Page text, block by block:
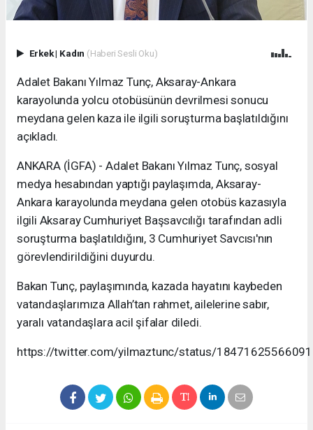
Erkek| Kadın (Haberi Sesli Oku)
Adalet Bakanı Yılmaz Tunç, Aksaray-Ankara
karayolunda yolcu otobüsünün devrilmesi sonucu
meydana gelen kaza ile ilgili soruşturma başlatıldığını
açıkladı.
ANKARA (İGFA) - Adalet Bakanı Yılmaz Tunç, sosyal
medya hesabından yaptığı paylaşımda, Aksaray-
Ankara karayolunda meydana gelen otobüs kazasıyla
ilgili Aksaray Cumhuriyet Başsavcılığı tarafından adli
soruşturma başlatıldığını, 3 Cumhuriyet Savcısı'nın
görevlendirildiğini duyurdu.
Bakan Tunç, paylaşımında, kazada hayatını kaybeden
vatandaşlarımıza Allah’tan rahmet, ailelerine sabır,
yaralı vatandaşlara acil şifalar diledi.
https://twitter.com/yilmaztunc/status/